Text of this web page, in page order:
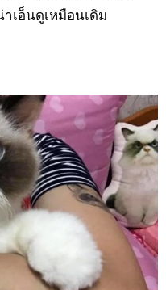
เอ็นดูเหมือนเดิม